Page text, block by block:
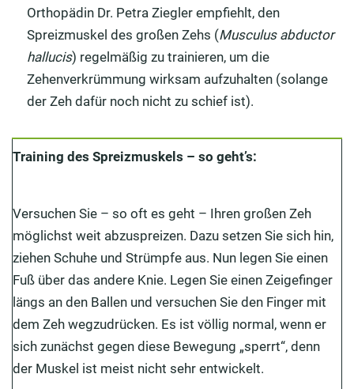
Orthopädin Dr. Petra Ziegler empfiehlt, den
Spreizmuskel des großen Zehs (Musculus abductor
hallucis) regelmäßig zu trainieren, um die
Zehenverkrümmung wirksam aufzuhalten (solange
der Zeh dafür noch nicht zu schief ist).
Training des Spreizmuskels – so geht’s:
Versuchen Sie – so oft es geht – Ihren großen Zeh
möglichst weit abzuspreizen. Dazu setzen Sie sich hin,
ziehen Schuhe und Strümpfe aus. Nun legen Sie einen
Fuß über das andere Knie. Legen Sie einen Zeigefinger
längs an den Ballen und versuchen Sie den Finger mit
dem Zeh wegzudrücken. Es ist völlig normal, wenn er
sich zunächst gegen diese Bewegung „sperrt“, denn
der Muskel ist meist nicht sehr entwickelt.